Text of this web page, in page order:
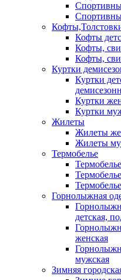
Кофты
Кофты,
Кофты,
Куртки
Куртки
Куртки
Куртки
Жилеты
Жилеты
Жилеты
Термобелье
Горнолыжная
детская,
женская
мужская
Зимняя